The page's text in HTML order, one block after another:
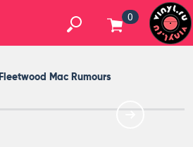
0
Fleetwood Mac Rumours